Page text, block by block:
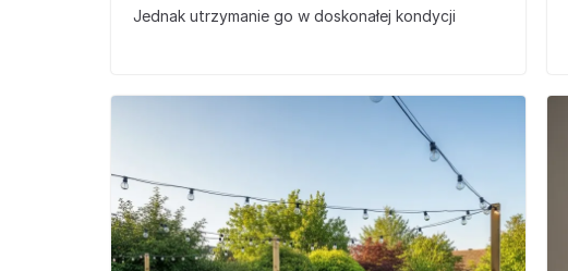
Jednak utrzymanie go w doskonałej kondycji